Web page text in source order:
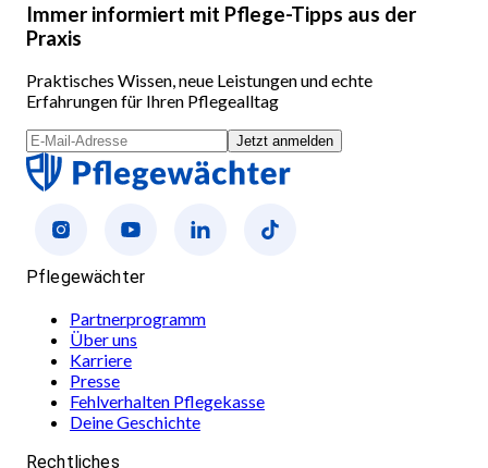
Immer informiert mit Pflege-Tipps aus der
Praxis
Praktisches Wissen, neue Leistungen und echte
Erfahrungen für Ihren Pflegealltag
Jetzt anmelden
Pflegewächter
Partnerprogramm
Über uns
Karriere
Presse
Fehlverhalten Pflegekasse
Deine Geschichte
Rechtliches